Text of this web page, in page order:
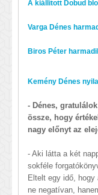
A kiállított Dobud
Varga Dénes
Biros Péter
Kemény Dénes
- Dénes,
össze, hogy
nagy előnyt az
- Aki látta a két
sokféle
Eltelt egy idő,
ne negatívan,